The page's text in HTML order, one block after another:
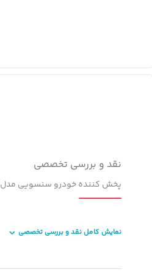
نقد و بررسی تخصصی
پخش کننده خودرو سنسویی مدل SQ-126
نمایش کامل نقد و بررسی تخصصی